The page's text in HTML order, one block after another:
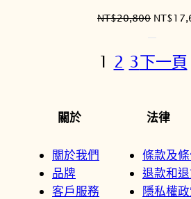
NT$20,800 原
格：
NT$
1 2 3下一頁
關於
關於我們
品牌
客戶服務
法律
條款及
退款和
隱私權